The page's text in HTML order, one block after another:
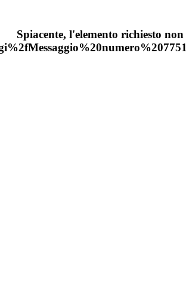
Spiacente, l'elemento richiesto